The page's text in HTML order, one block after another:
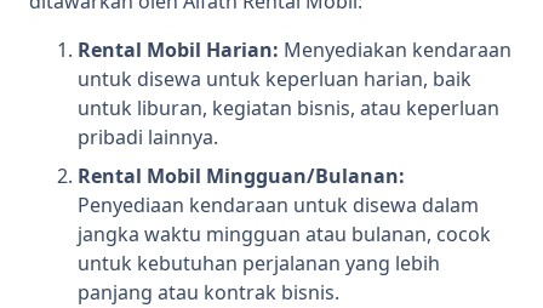
Rental Mobil Harian: Menyediakan kendaraan
untuk disewa untuk keperluan harian, baik
untuk liburan, kegiatan bisnis, atau keperluan
pribadi lainnya.
Rental Mobil Mingguan/Bulanan:
Penyediaan kendaraan untuk disewa dalam
jangka waktu mingguan atau bulanan, cocok
untuk kebutuhan perjalanan yang lebih
panjang atau kontrak bisnis.